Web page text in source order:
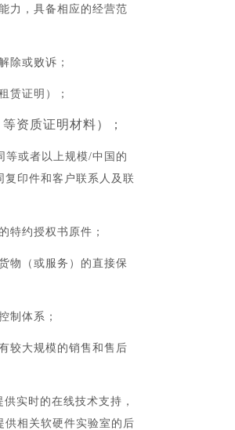
力，具备相应的经营范
除或败诉；
赁证明）；
资质证明材料）；
等或者以上规模/中国的
印件和客户联系人及联
特约授权书原件；
物（或服务）的直接保
制体系；
较大规模的销售和售后
实时的在线技术支持，
供相关软硬件实验室的后